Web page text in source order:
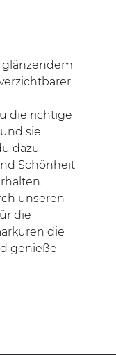
die richtige
sie
dazu
Schönheit
unseren
die
die
genieße